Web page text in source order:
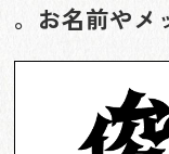
。お名前やメ